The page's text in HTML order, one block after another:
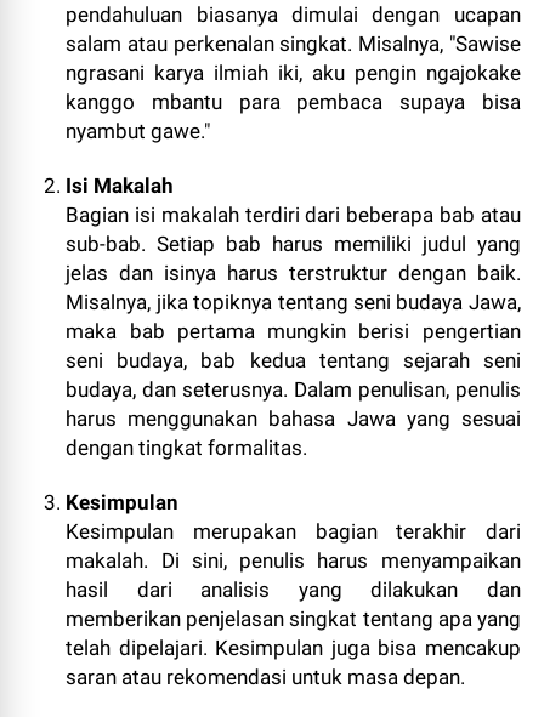
pendahuluan biasanya dimulai dengan ucapan
salam atau perkenalan singkat. Misalnya, "Sawise
ngrasani karya ilmiah iki, aku pengin ngajokake
kanggo mbantu para pembaca supaya bisa
nyambut gawe."
Isi Makalah
Bagian isi makalah terdiri dari beberapa bab atau
sub-bab. Setiap bab harus memiliki judul yang
jelas dan isinya harus terstruktur dengan baik.
Misalnya, jika topiknya tentang seni budaya Jawa,
maka bab pertama mungkin berisi pengertian
seni budaya, bab kedua tentang sejarah seni
budaya, dan seterusnya. Dalam penulisan, penulis
harus menggunakan bahasa Jawa yang sesuai
dengan tingkat formalitas.
Kesimpulan
Kesimpulan merupakan bagian terakhir dari
makalah. Di sini, penulis harus menyampaikan
hasil dari analisis yang dilakukan dan
memberikan penjelasan singkat tentang apa yang
telah dipelajari. Kesimpulan juga bisa mencakup
saran atau rekomendasi untuk masa depan.